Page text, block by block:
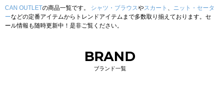
CAN OUTLETの商品一覧です。 シャツ・ブラウスやスカート 、 ニット・セータ
ーなどの定番アイテムからトレンドアイテムまで多数取り揃えております。セ
ール情報も随時更新中！是非ご覧ください。
BRAND
ブランド一覧